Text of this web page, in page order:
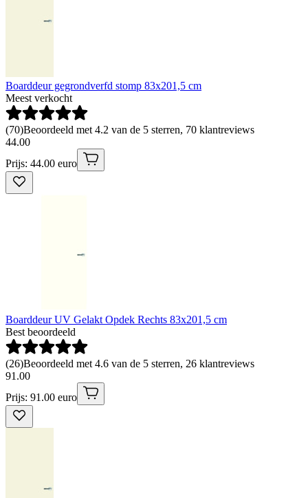
Boarddeur gegrondverfd stomp 83x201,5 cm
Meest verkocht
(70)Beoordeeld met 4.2 van de 5 sterren, 70 klantreviews
44.00
Prijs: 44.00 euro
Boarddeur UV Gelakt Opdek Rechts 83x201,5 cm
Best beoordeeld
(26)Beoordeeld met 4.6 van de 5 sterren, 26 klantreviews
91 .00
Prijs: 91.00 euro